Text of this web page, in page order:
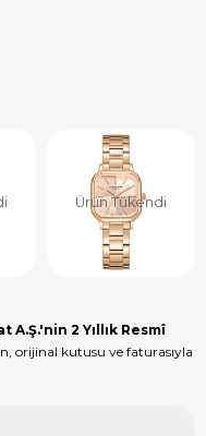
Ürün Tükendi
A.Ş.'nin 2 Yıllık Resmî
orijinal kutusu ve faturasıyla